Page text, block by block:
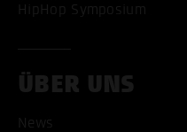
HipHop Symposium
ÜBER UNS
News